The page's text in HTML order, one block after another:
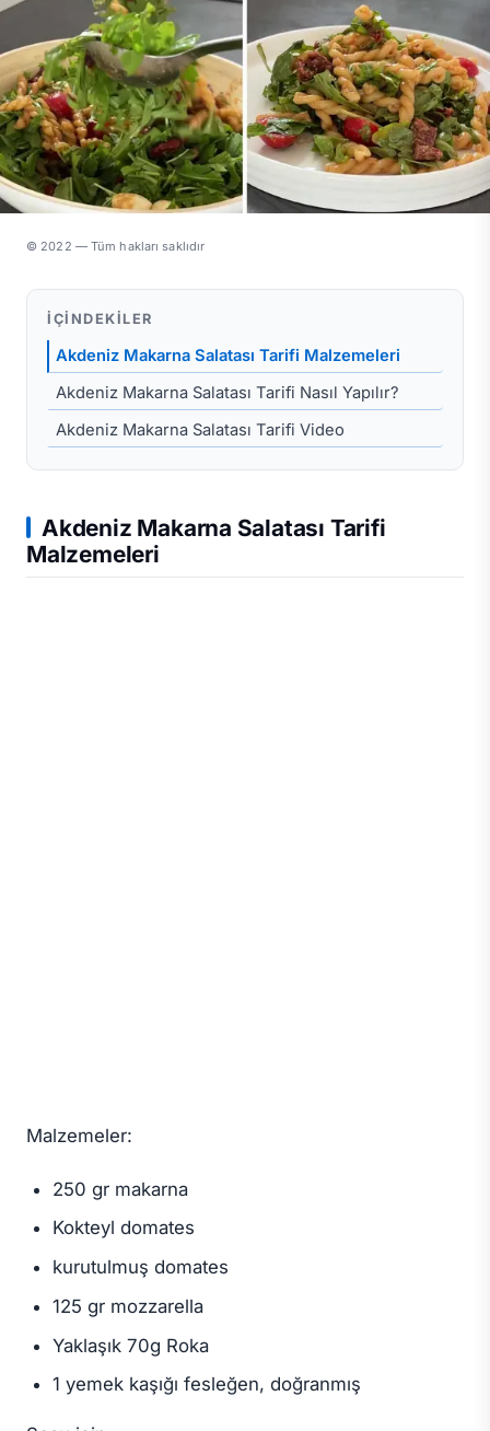
© 2022 — Tüm hakları saklıdır
İÇINDEKILER
Akdeniz Makarna Salatası Tarifi Malzemeleri
Akdeniz Makarna Salatası Tarifi Nasıl Yapılır?
Akdeniz Makarna Salatası Tarifi Video
Akdeniz Makarna Salatası Tarifi
Malzemeleri
Malzemeler:
250 gr makarna
Kokteyl domates
kurutulmuş domates
125 gr mozzarella
Yaklaşık 70g Roka
1 yemek kaşığı fesleğen, doğranmış